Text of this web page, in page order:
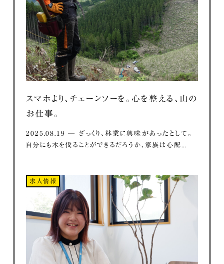
スマホより、チェーンソーを。心を整える、山の
お仕事。
2025.08.19 ― ざっくり、林業に興味があったとして。
自分にも木を伐ることができるだろうか、家族は心配...
求人情報